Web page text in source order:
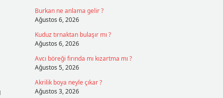
Burkan ne anlama gelir ?
Ağustos 6, 2026
Kuduz tırnaktan bulaşır mı ?
Ağustos 6, 2026
Avcı böreği fırında mı kızartma mı ?
Ağustos 5, 2026
Akrilik boya neyle çıkar ?
Ağustos 3, 2026